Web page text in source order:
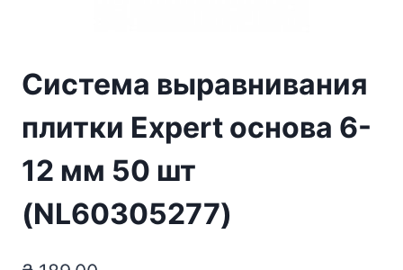
Система выравнивания
плитки Expert основа 6-
12 мм 50 шт
(NL60305277)